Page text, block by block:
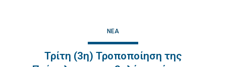
ΝΈΑ
Τρίτη (3η) Τροποποίηση της